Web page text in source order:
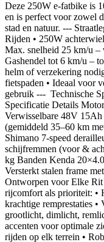
Deze 250W e-fatbike is
en is perfect voor zowel
stad en natuur. ---
Rijden • 250W
Max. snelheid 25 km/u –
Gashendel tot 6 km/u –
helm of verzekering
fietspaden • Ideaal voor
gebruik --- ️ Technische
Specificatie Details
Verwisselbare 48V
(gemiddeld 35–60 km
Shimano 7-speed
schijfremmen (voor &
kg Banden Kenda
Versterkt stalen frame
Ontworpen voor Elke
rijcomfort als prioriteit: •
krachtige remprestaties
grootlicht, dimlicht,
accenten voor optimale
rijden op elk terrein •